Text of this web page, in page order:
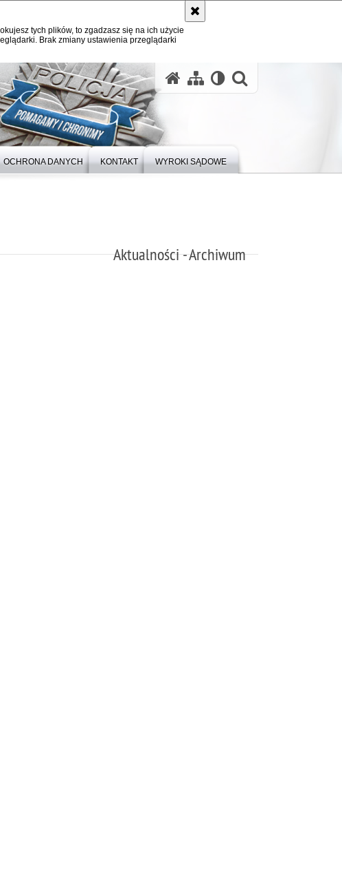
tych plików, to zgadzasz się na ich użycie
Brak zmiany ustawienia przeglądarki
OCHRONA DANYCH KONTAKT WYROKI SĄDOWE
Aktualności - Archiwum